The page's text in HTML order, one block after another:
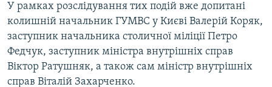
У рамках розслідування тих подій вже допитані
колишній начальник ГУМВС у Києві Валерій Коряк,
заступник начальника столичної міліції Петро
Федчук, заступник міністра внутрішніх справ
Віктор Ратушняк, а також сам міністр внутрішніх
справ Віталій Захарченко.